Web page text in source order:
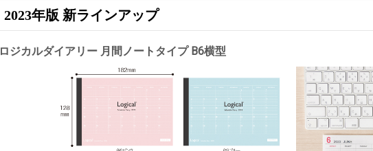
2023年版 新ラインアップ
ロジカルダイアリー 月間ノートタイプ B6横型